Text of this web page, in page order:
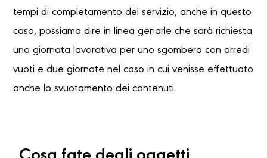
tempi di completamento del servizio, anche in questo
caso, possiamo dire in linea genarle che sarà richiesta
una giornata lavorativa per uno sgombero con arredi
vuoti e due giornate nel caso in cui venisse effettuato
anche lo svuotamento dei contenuti.